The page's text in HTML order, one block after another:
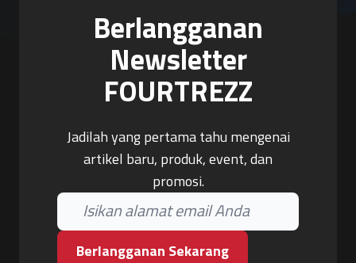
Berlangganan
Newsletter
FOURTREZZ
Jadilah yang pertama tahu mengenai
artikel baru, produk, event, dan
promosi.
Berlangganan Sekarang